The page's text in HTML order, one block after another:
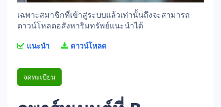
เฉพาะสมาชิกที่เข้าสู่ระบบแล้วเท่านั้นถึงจะสามารถ
ดาวน์โหลดอสังหาริมทรัพย์แนะนำได้
แนะนำ ดาวน์โหลด
จดทะเบียน